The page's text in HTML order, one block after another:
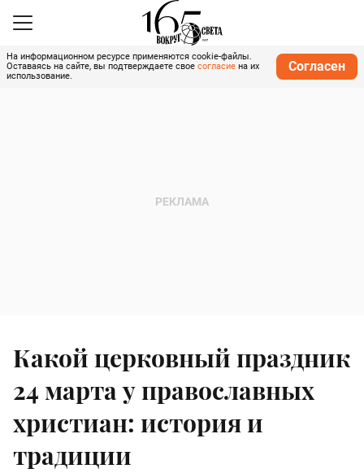
На информационном ресурсе применяются cookie-файлы.
Оставаясь на сайте, вы подтверждаете свое согласие на их
использование.
Согласен
Какой церковный праздник
24 марта у православных
христиан: история и
традиции